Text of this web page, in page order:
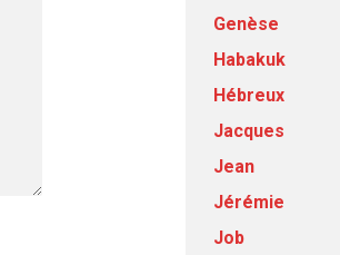
Genèse
Habakuk
Hébreux
Jacques
Jean
Jérémie
Job